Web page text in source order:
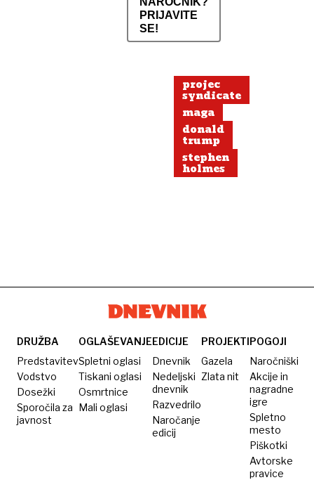
PRIJAVITE
SE!
projec
syndicate
maga
donald
trump
stephen
holmes
DRUŽBA
Predstavitev
Vodstvo
Dosežki
Sporočila za
javnost
OGLAŠEVANJE
Spletni oglasi
Tiskani oglasi
Osmrtnice
Mali oglasi
EDICIJE
Dnevnik
Nedeljski
dnevnik
Razvedrilo
Naročanje
edicij
PROJEKTI
Gazela
Zlata nit
POGOJI
Naročniški
Akcije in
nagradne
igre
Spletno
mesto
Piškotki
Avtorske
pravice